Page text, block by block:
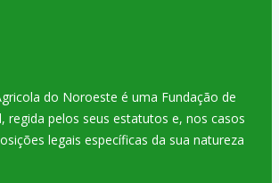
do Noroeste é uma Fundação de
regida pelos seus estatutos e, nos casos
legais específicas da sua natureza